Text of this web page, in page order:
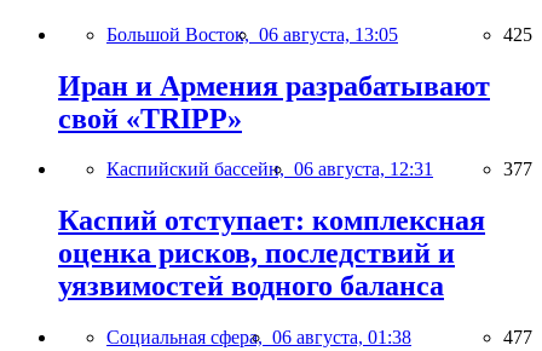
Большой Восток, 06 августа, 13:05 425
Иран и Армения разрабатывают
свой «TRIPP»
Каспийский бассейн, 06 августа, 12:31 377
Каспий отступает: комплексная
оценка рисков, последствий и
уязвимостей водного баланса
Социальная сфера, 06 августа, 01:38 477